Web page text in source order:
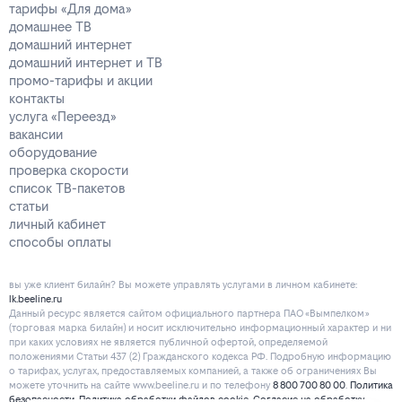
тарифы «Для дома»
домашнее ТВ
домашний интернет
домашний интернет и ТВ
промо-тарифы и акции
контакты
услуга «Переезд»
вакансии
оборудование
проверка скорости
список ТВ-пакетов
статьи
личный кабинет
способы оплаты
вы уже клиент билайн? Вы можете управлять услугами в личнoм кaбинeтe:
lk.beeline.ru
Данный ресурс является сайтом официального партнера ПАО «Вымпелком»
(торговая марка билайн) и носит исключительно информационный характер и ни
при каких условиях не является публичной офертой, определяемой
положениями Статьи 437 (2) Гражданского кодекса РФ. Подробную информацию
о тарифах, услугах, предоставляемых компанией, а также об ограничениях Вы
можете уточнить на сайте www.beeline.ru и по телефону 8 800 700 80 00. Политика
безопасности Политика обработки файлов cookie Согласие на обработку